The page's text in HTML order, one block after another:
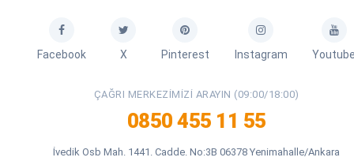
Facebook X Pinterest Instagram
ÇAĞRI MERKEZIMIZI ARAYIN (09:00/18:00)
0850 455 11 55
İvedik Osb Mah. 1441. Cadde. No:3B 06378 Yenimahalle/Ankara